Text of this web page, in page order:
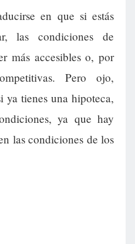
en que si estás
las condiciones de
más accesibles o, por
Pero ojo,
ya tienes una hipoteca,
ya que hay
las condiciones de los